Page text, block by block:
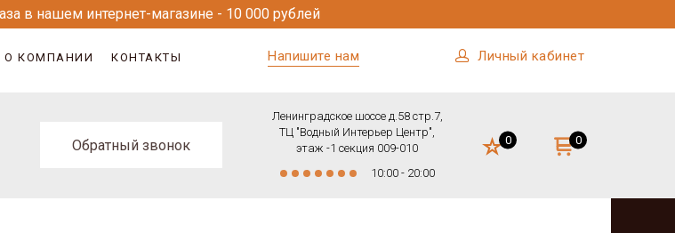
в нашем интернет-магазине - 10 000 рублей
О КОМПАНИИ КОНТАКТЫ Напишите нам Личный кабинет
Обратный звонок
Ленинградское шоссе д.58 стр.7,
ТЦ "Водный Интерьер Центр",
этаж -1 секция 009-010
10:00 - 20:00
0 0